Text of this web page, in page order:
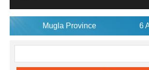
Province 6 Ağu